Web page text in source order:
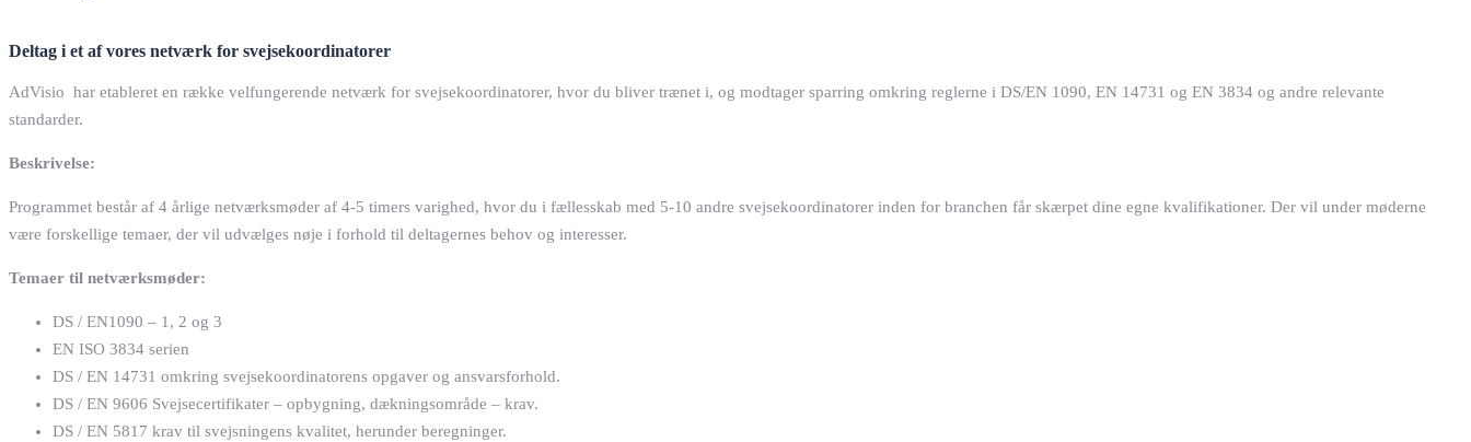
Deltag i et af vores netværk for svejsekoordinatorer
AdVisio har etableret en række velfungerende netværk for svejsekoordinatorer, hvor du bliver trænet i, og modtager sparring omkring reglerne i DS/EN 1090, EN 14731 og EN 3834 og andre relevante
standarder.
Beskrivelse:
Programmet består af 4 årlige netværksmøder af 4-5 timers varighed, hvor du i fællesskab med 5-10 andre svejsekoordinatorer inden for branchen får skærpet dine egne kvalifikationer. Der vil under møderne
være forskellige temaer, der vil udvælges nøje i forhold til deltagernes behov og interesser.
Temaer til netværksmøder:
DS / EN1090 – 1, 2 og 3
EN ISO 3834 serien
DS / EN 14731 omkring svejsekoordinatorens opgaver og ansvarsforhold.
DS / EN 9606 Svejsecertifikater – opbygning, dækningsområde – krav.
DS / EN 5817 krav til svejsningens kvalitet, herunder beregninger.